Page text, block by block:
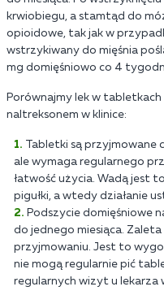
krwiobiegu, a stamtąd do
opioidowe, tak jak w
wstrzykiwany do mięśnia
mg domięśniowo co 4
Porównajmy lek w
naltreksonem w klinice:
Tabletki są przyjmowane
ale wymaga regularnego
łatwość użycia. Wadą jest
pigułki, a wtedy działanie
Podszycie domięśniowe
do jednego miesiąca.
przyjmowaniu. Jest to
nie mogą regularnie pić
regularnych wizyt u lekarza